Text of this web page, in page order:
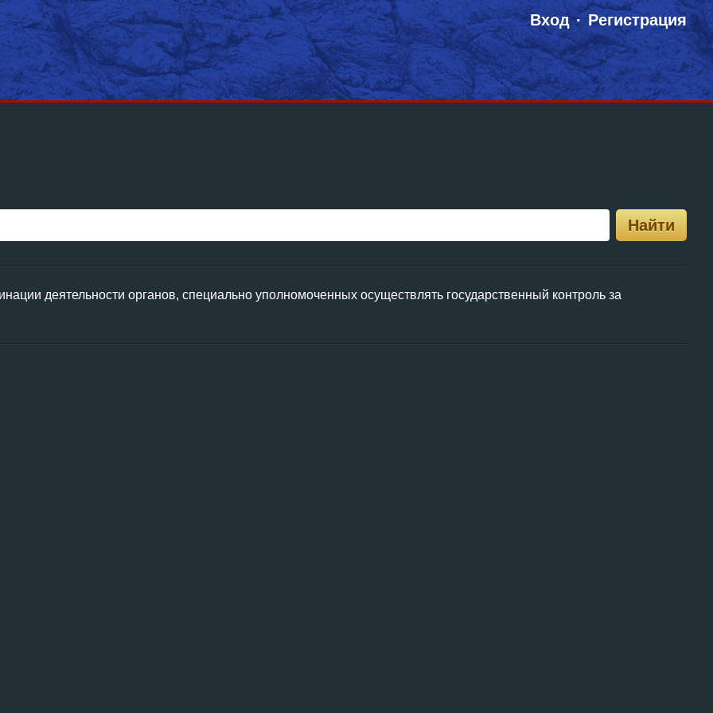
Вход Регистрация
Найти
деятельности органов, специально уполномоченных осуществлять государственный контроль за